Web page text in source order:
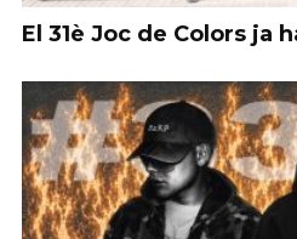
El 31è Joc de Colors ja